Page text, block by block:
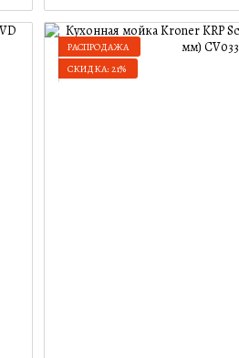
РАСПРОДАЖА
СКИДКА: 21%